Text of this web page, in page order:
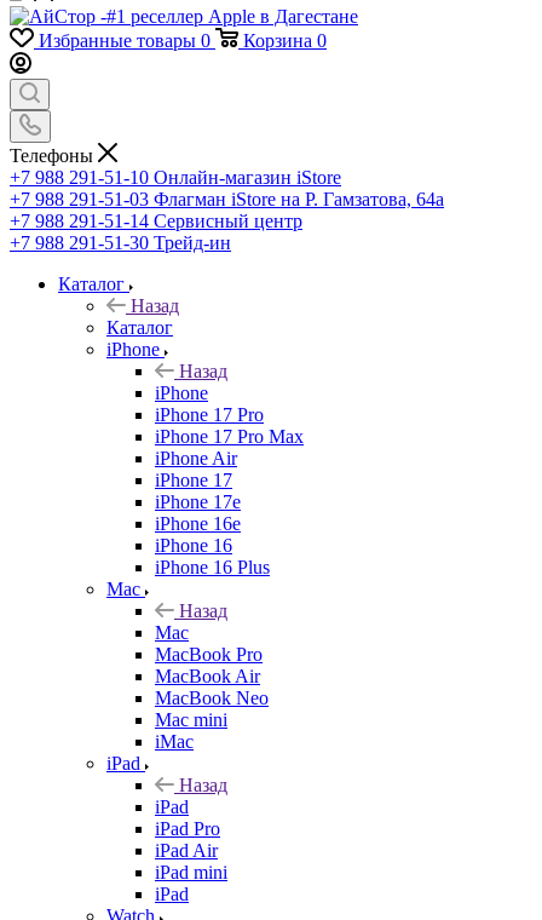
Избранные товары 0 Корзина 0
Телефоны
+7 988 291-51-10 Онлайн-магазин iStore
+7 988 291-51-03 Флагман iStore на Р. Гамзатова, 64а
+7 988 291-51-14 Сервисный центр
+7 988 291-51-30 Трейд-ин
Каталог
Назад
Каталог
iPhone
Назад
iPhone
iPhone 17 Pro
iPhone 17 Pro Max
iPhone Air
iPhone 17
iPhone 17e
iPhone 16e
iPhone 16
iPhone 16 Plus
Mac
Назад
Mac
MacBook Pro
MacBook Air
MacBook Neo
Mac mini
iMac
iPad
Назад
iPad
iPad Pro
iPad Air
iPad mini
iPad
Watch